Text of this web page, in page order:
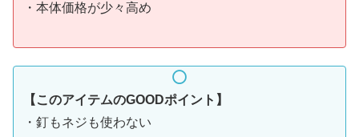
・本体価格が少々高め
【このアイテムのGOODポイント】
・釘もネジも使わない